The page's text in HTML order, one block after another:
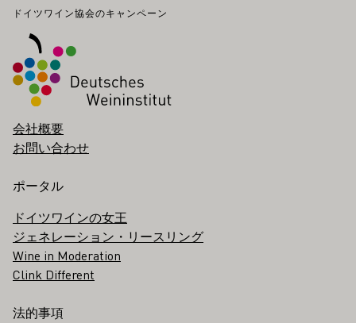
フッター
ドイツワイン協会のキャンペーン
会社概要
お問い合わせ
ポータル
ドイツワインの女王
ジェネレーション・リースリング
Wine in Moderation
Clink Different
法的事項